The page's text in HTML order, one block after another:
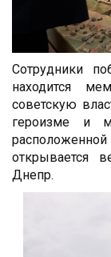
Сотрудники
находится
советскую
героизме и
открывается
Днепр.